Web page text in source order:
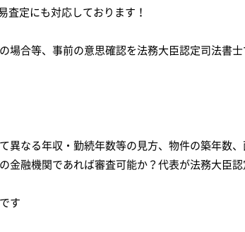
査定にも対応しております！
場合等、事前の意思確認を法務大臣認定司法書士
異なる年収・勤続年数等の見方、物件の築年数
金融機関であれば審査可能か？代表が法務大臣
す